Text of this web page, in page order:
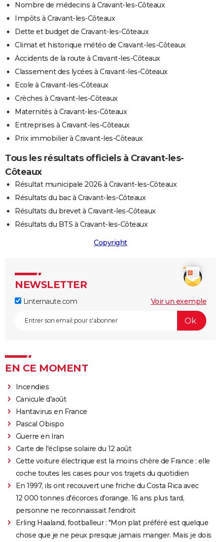
Nombre de médecins à Cravant-les-Côteaux
Impôts à Cravant-les-Côteaux
Dette et budget de Cravant-les-Côteaux
Climat et historique météo de Cravant-les-Côteaux
Accidents de la route à Cravant-les-Côteaux
Classement des lycées à Cravant-les-Côteaux
Ecole à Cravant-les-Côteaux
Crèches à Cravant-les-Côteaux
Maternités à Cravant-les-Côteaux
Entreprises à Cravant-les-Côteaux
Prix immobilier à Cravant-les-Côteaux
Tous les résultats officiels à Cravant-les-
Côteaux
Résultat municipale 2026 à Cravant-les-Côteaux
Résultats du bac à Cravant-les-Côteaux
Résultats du brevet à Cravant-les-Côteaux
Résultats du BTS à Cravant-les-Côteaux
Copyright
NEWSLETTER
Linternaute.com Voir un exemple
EN CE MOMENT
Incendies
Canicule d'août
Hantavirus en France
Pascal Obispo
Guerre en Iran
Carte de l'éclipse solaire du 12 août
Cette voiture électrique est la moins chère de France : elle
coche toutes les cases pour vos trajets du quotidien
En 1997, ils ont recouvert une friche du Costa Rica avec
12 000 tonnes d'écorces d'orange. 16 ans plus tard,
personne ne reconnaissait l'endroit
Erling Haaland, footballeur : "Mon plat préféré est quelque
chose que je ne peux presque jamais manger. Mais je dois